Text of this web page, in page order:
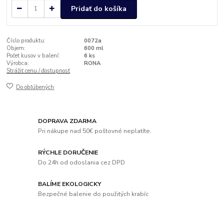
Pridať do košíka
Číslo produktu:
0072a
Objem:
600 ml
Počet kusov v balení:
6 ks
Výrobca:
RONA
Strážiť cenu / dostupnosť
Do obľúbených
DOPRAVA ZDARMA
Pri nákupe nad 50€ poštovné neplatíte.
RÝCHLE DORUČENIE
Do 24h od odoslania cez DPD
BALÍME EKOLOGICKY
Bezpečné balenie do použitých krabíc